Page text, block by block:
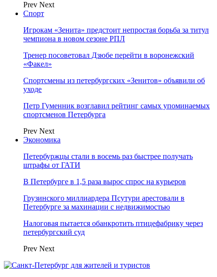
Prev Next
Спорт
Игрокам «Зенита» предстоит непростая борьба за титул
чемпиона в новом сезоне РПЛ
Тренер посоветовал Дзюбе перейти в воронежский
«Факел»
Спортсмены из петербургских «Зенитов» объявили об
уходе
Петр Гуменник возглавил рейтинг самых упоминаемых
спортсменов Петербурга
Prev Next
Экономика
Петербуржцы стали в восемь раз быстрее получать
штрафы от ГАТИ
В Петербурге в 1,5 раза вырос спрос на курьеров
Грузинского миллиардера Псутури арестовали в
Петербурге за махинации с недвижимостью
Налоговая пытается обанкротить птицефабрику через
петербургский суд
Prev Next